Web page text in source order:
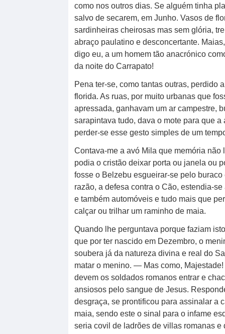
como nos outros dias. Se alguém tinha
salvo de secarem, em Junho. Vasos de
sardinheiras cheirosas mas sem glória,
abraço paulatino e desconcertante.
digo eu, a um homem tão anacrónico
da noite do Carrapato!
Pena ter-se, como tantas outras, perdido
florida. As ruas, por muito urbanas que
apressada, ganhavam um ar campestre,
sarapintava tudo, dava o mote para que
perder-se esse gesto simples de um
Contava-me a avó Mila que memória
podia o cristão deixar porta ou janela ou
fosse o Belzebu esgueirar-se pelo
razão, a defesa contra o Cão, estendia-
e também automóveis e tudo mais que
calçar ou trilhar um raminho de maia.
Quando lhe perguntava porque faziam
que por ter nascido em Dezembro, o
soubera já da natureza divina e real do
matar o menino. — Mas como,
devem os soldados romanos entrar e
ansiosos pelo sangue de Jesus.
desgraça, se prontificou para assinalar a
maia, sendo este o sinal para o infame
seria covil de ladrões de villas romanas